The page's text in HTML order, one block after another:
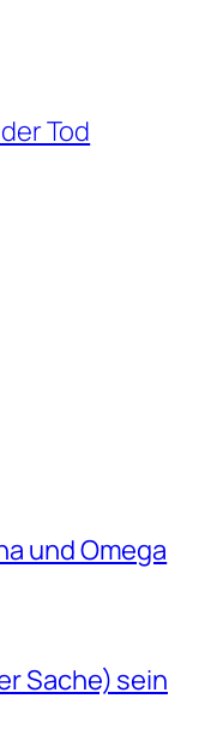
Tod
und Omega
Sache) sein